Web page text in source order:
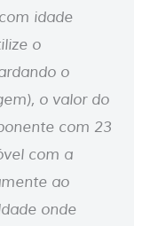
idade
o
o
o valor do
com 23
com a
ao
onde